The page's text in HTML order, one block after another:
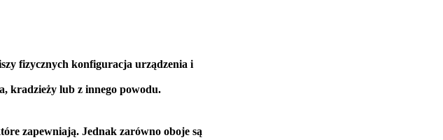
fizycznych konfiguracja urządzenia i
kradzieży lub z innego powodu.
zapewniają. Jednak zarówno oboje są